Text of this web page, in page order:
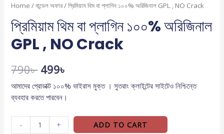
Home /বান্ডেল অফার/ প্রিমিয়াম থিম বা প্লাগিন ১০০% অরিজিনাল GPL , NO Crack
প্রিমিয়াম থিম বা প্লাগিন ১০০% অরিজিনাল
GPL , NO Crack
790৳ 499৳
আমাদের প্রোডাক্ট ১০০% ভাইরাস মুক্ত । সুতরাং ক্লাইন্টের সাইটেও নিশ্চিন্তে
ব্যবহার করতে পারবেন।
- + ADD TO CART